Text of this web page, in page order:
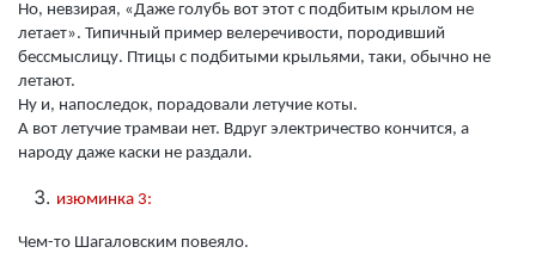
Но, невзирая, «Даже голубь вот этот с подбитым крылом не
летает». Типичный пример велеречивости, породивший
бессмыслицу. Птицы с подбитыми крыльями, таки, обычно не
летают.
Ну и, напоследок, порадовали летучие коты.
А вот летучие трамваи нет. Вдруг электричество кончится, а
народу даже каски не раздали.
изюминка 3:
Чем-то Шагаловским повеяло.